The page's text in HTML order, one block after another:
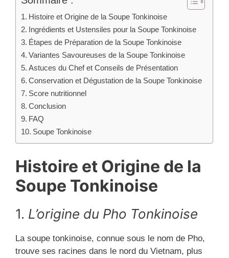
Histoire et Origine de la Soupe Tonkinoise
Ingrédients et Ustensiles pour la Soupe Tonkinoise
Étapes de Préparation de la Soupe Tonkinoise
Variantes Savoureuses de la Soupe Tonkinoise
Astuces du Chef et Conseils de Présentation
Conservation et Dégustation de la Soupe Tonkinoise
Score nutritionnel
Conclusion
FAQ
Soupe Tonkinoise
Histoire et Origine de la
Soupe Tonkinoise
1. L’origine du Pho Tonkinoise
La soupe tonkinoise, connue sous le nom de Pho,
trouve ses racines dans le nord du Vietnam, plus